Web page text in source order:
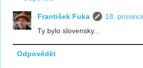
František Fuka
18.
Ty bylo slovensky...
Odpovědět